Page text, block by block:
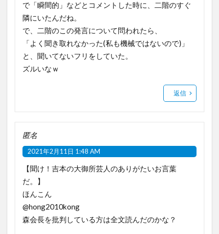
で「瞬間的」などとコメントした時に、二階のすぐ
隣にいたんだね。
で、二階のこの発言について問われたら、
「よく聞き取れなかった(私も機械ではないので)」
と、聞いてないフリをしていた。
ズルいなｗ
返信
匿名
2021年2月11日 1:48 AM
【聞け！吉本の大御所芸人のありがたいお言葉
だ。】
ほんこん
@hong2010kong
森会長を批判している方は全文読んだのかな？